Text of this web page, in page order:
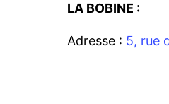
LA BOBINE :
Adresse : 5, rue